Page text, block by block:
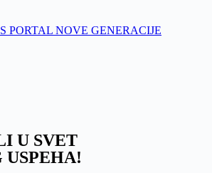
PORTAL NOVE GENERACIJE
U SVET
USPEHA!